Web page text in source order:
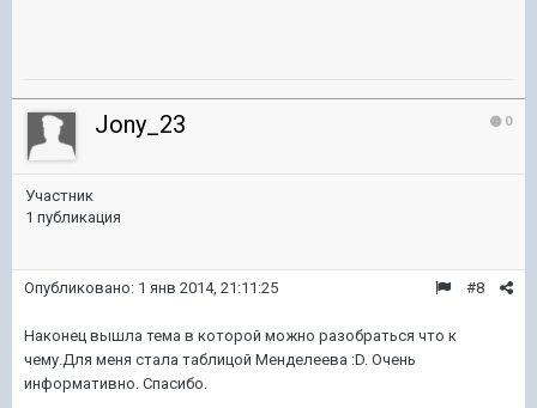
0
Jony_23
Участник
1 публикация
#8
Опубликовано: 1 янв 2014, 21:11:25
Наконец вышла тема в которой можно разобраться что к
чему.Для меня стала таблицой Менделеева :D. Очень
информативно. Спасибо.